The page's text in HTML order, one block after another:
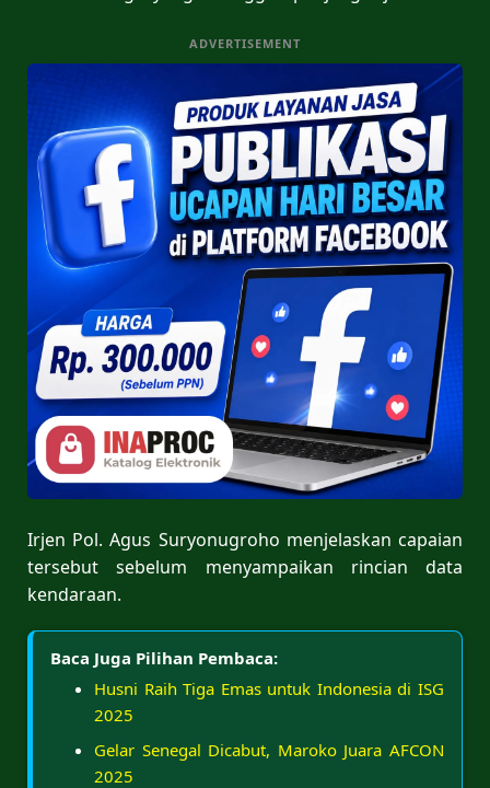
ADVERTISEMENT
Irjen Pol. Agus Suryonugroho menjelaskan capaian
tersebut sebelum menyampaikan rincian data
kendaraan.
Baca Juga Pilihan Pembaca:
Husni Raih Tiga Emas untuk Indonesia di ISG
2025
Gelar Senegal Dicabut, Maroko Juara AFCON
2025